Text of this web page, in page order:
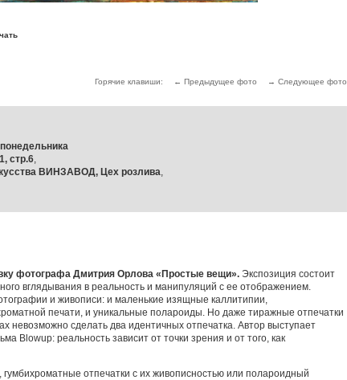
Горячие клавиши: ← Предыдущее фото → Следующее фото
стр.6,
ВИНЗАВОД, Цех розлива,
фотографа Дмитрия Орлова «Простые вещи». Экспозиция состоит
вглядывания в реальность и манипуляций с ее отображением.
и живописи: и маленькие изящные каллитипии,
печати, и уникальные полароиды. Но даже тиражные отпечатки
невозможно сделать два идентичных отпечатка. Автор выступает
Blowup: реальность зависит от точки зрения и от того, как
отпечатки с их живописностью или полароидный